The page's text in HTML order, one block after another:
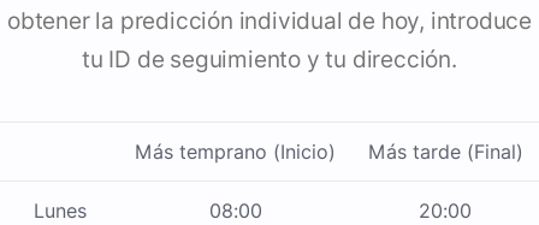
obtener la predicción individual de hoy, introduce
tu ID de seguimiento y tu dirección.
Más temprano (Inicio) Más tarde (Final)
Lunes 08:00 20:00